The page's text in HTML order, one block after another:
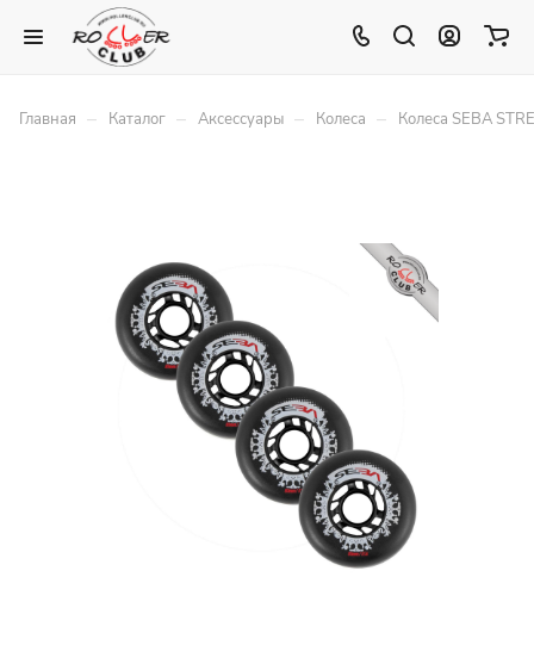
Главная – Каталог – Аксессуары – Колеса – Колеса SEBA